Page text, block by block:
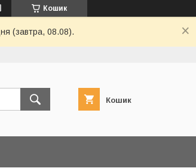
Кошик
(завтра, 08.08).
Кошик